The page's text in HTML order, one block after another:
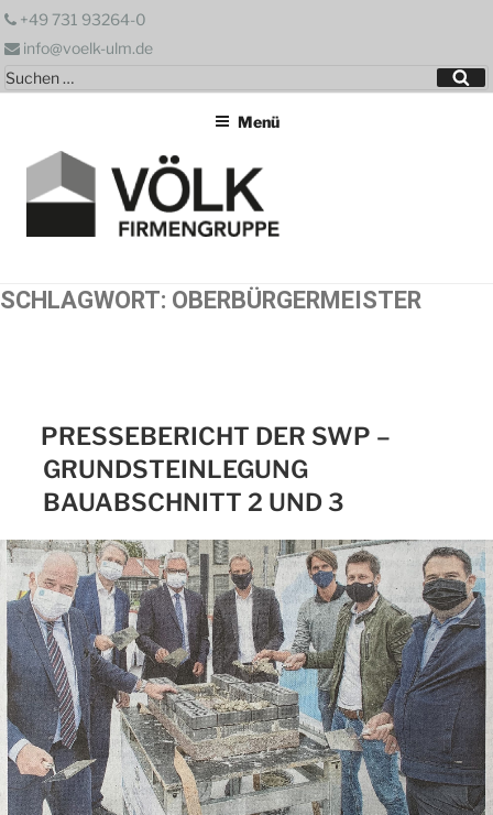
Zum
springen
+49 731 93264-0
info@voelk-ulm.de
Suchen
nach:
Menü
SCHLAGWORT: OBERBÜRGERMEISTER
PRESSEBERICHT DER SWP –
GRUNDSTEINLEGUNG
BAUABSCHNITT 2 UND 3